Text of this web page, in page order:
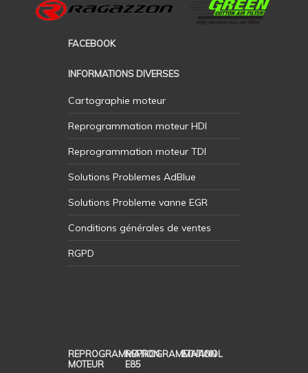
FACEBOOK
INFORMATIONS DIVERSES
Cartographie moteur
Reprogrammation moteur HDI
Reprogrammation moteur TDI
Solutions Problemes AdBlue
Solutions Probleme vanne EGR
Conditions générales de ventes
RGPD
REPROGRAMMATION
MOTEUR
REPROGRAMMATION
E85
ETHANOL